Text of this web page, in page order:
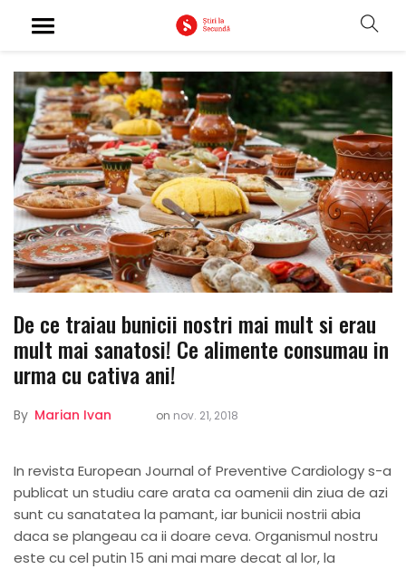
De ce traiau bunicii nostri mai mult si erau
mult mai sanatosi! Ce alimente consumau in
urma cu cativa ani!
By Marian Ivan on nov. 21, 2018
In revista European Journal of Preventive Cardiology s-a
publicat un studiu care arata ca oamenii din ziua de azi
sunt cu sanatatea la pamant, iar bunicii nostrii abia
daca se plangeau ca ii doare ceva. Organismul nostru
este cu cel putin 15 ani mai mare decat al lor, la